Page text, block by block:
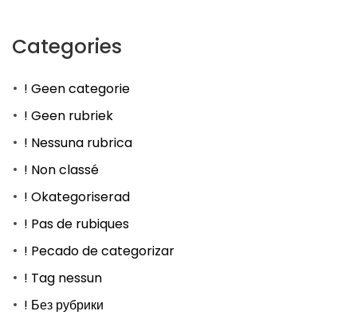
Categories
! Geen categorie
! Geen rubriek
! Nessuna rubrica
! Non classé
! Okategoriserad
! Pas de rubiques
! Pecado de categorizar
! Tag nessun
! Без рубрики